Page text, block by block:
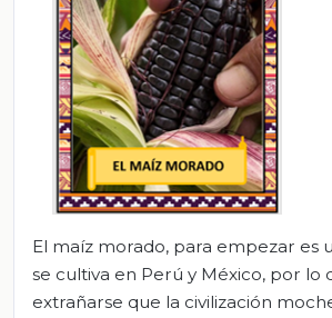
El maíz morado, para empezar es
se cultiva en Perú y México, por lo
extrañarse que la civilización